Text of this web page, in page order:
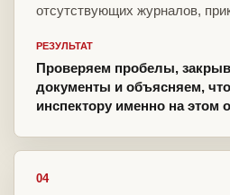
отсутствующих журналов,
РЕЗУЛЬТАТ
Проверяем пробелы,
документы и объясняем,
инспектору именно на этом
04